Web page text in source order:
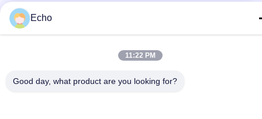
Ορθογώνιο
Echo
11:22 PM
Good day, what product are you looking for?